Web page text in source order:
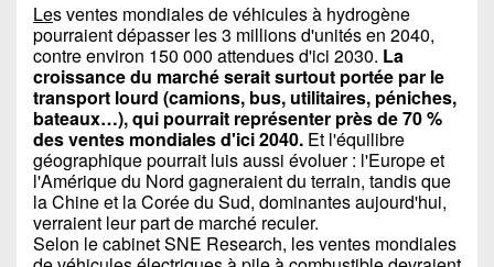
Les ventes mondiales de véhicules à hydrogène
pourraient dépasser les 3 millions d'unités en 2040,
contre environ 150 000 attendues d'ici 2030. La
croissance du marché serait surtout portée par le
transport lourd (camions, bus, utilitaires, péniches,
bateaux…), qui pourrait représenter près de 70 %
des ventes mondiales d'ici 2040. Et l'équilibre
géographique pourrait luis aussi évoluer : l'Europe et
l'Amérique du Nord gagneraient du terrain, tandis que
la Chine et la Corée du Sud, dominantes aujourd'hui,
verraient leur part de marché reculer.
Selon le cabinet SNE Research, les ventes mondiales